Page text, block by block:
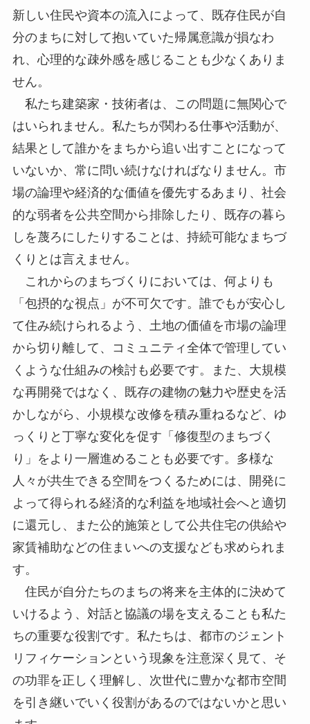
新しい住民や資本の流入によって、既存住民が自
分のまちに対して抱いていた帰属意識が損なわ
れ、心理的な疎外感を感じることも少なくありま
せん。
私たち建築家・技術者は、この問題に無関心で
はいられません。私たちが関わる仕事や活動が、
結果として誰かをまちから追い出すことになって
いないか、常に問い続けなければなりません。市
場の論理や経済的な価値を優先するあまり、社会
的な弱者を公共空間から排除したり、既存の暮ら
しを蔑ろにしたりすることは、持続可能なまちづ
くりとは言えません。
これからのまちづくりにおいては、何よりも
「包摂的な視点」が不可欠です。誰でもが安心し
て住み続けられるよう、土地の価値を市場の論理
から切り離して、コミュニティ全体で管理してい
くような仕組みの検討も必要です。また、大規模
な再開発ではなく、既存の建物の魅力や歴史を活
かしながら、小規模な改修を積み重ねるなど、ゆ
っくりと丁寧な変化を促す「修復型のまちづく
り」をより一層進めることも必要です。多様な
人々が共生できる空間をつくるためには、開発に
よって得られる経済的な利益を地域社会へと適切
に還元し、また公的施策として公共住宅の供給や
家賃補助などの住まいへの支援なども求められま
す。
住民が自分たちのまちの将来を主体的に決めて
いけるよう、対話と協議の場を支えることも私た
ちの重要な役割です。私たちは、都市のジェント
リフィケーションという現象を注意深く見て、そ
の功罪を正しく理解し、次世代に豊かな都市空間
を引き継いでいく役割があるのではないかと思い